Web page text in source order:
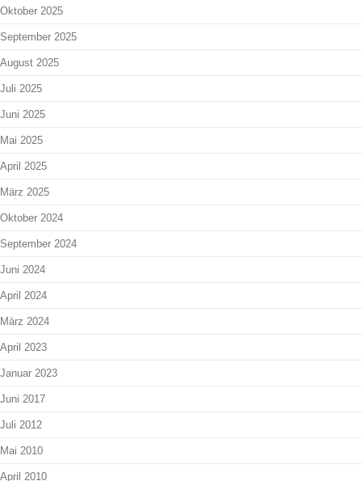
Oktober 2025
September 2025
August 2025
Juli 2025
Juni 2025
Mai 2025
April 2025
März 2025
Oktober 2024
September 2024
Juni 2024
April 2024
März 2024
April 2023
Januar 2023
Juni 2017
Juli 2012
Mai 2010
April 2010